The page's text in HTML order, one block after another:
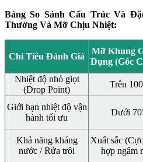
Bảng So Sánh Cấu Trúc Và
Thường Và Mỡ Chịu Nhiệt:
Chỉ Tiêu Đánh Giá
Mỡ Khung
Dụng (Gốc
Nhiệt độ nhỏ giọt
(Drop Point)
Trên
Giới hạn nhiệt độ vận
hành tối ưu
Dưới
Khả năng kháng
nước / Rửa trôi
Xuất sắc
hợp ngâm